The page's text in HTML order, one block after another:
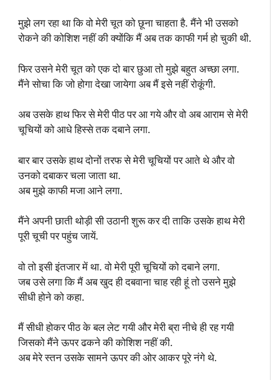
मुझे लग रहा था कि वो मेरी चूत को छूना चाहता है. मैंने भी उसको
रोकने की कोशिश नहीं की क्योंकि मैं अब तक काफी गर्म हो चुकी थी.
फिर उसने मेरी चूत को एक दो बार छुआ तो मुझे बहुत अच्छा लगा.
मैंने सोचा कि जो होगा देखा जायेगा अब मैं इसे नहीं रोकूंगी.
अब उसके हाथ फिर से मेरी पीठ पर आ गये और वो अब आराम से मेरी
चूचियों को आधे हिस्से तक दबाने लगा.
बार बार उसके हाथ दोनों तरफ से मेरी चूचियों पर आते थे और वो
उनको दबाकर चला जाता था.
अब मुझे काफी मजा आने लगा.
मैंने अपनी छाती थोड़ी सी उठानी शुरू कर दी ताकि उसके हाथ मेरी
पूरी चूची पर पहुंच जायें.
वो तो इसी इंतजार में था. वो मेरी पूरी चूचियों को दबाने लगा.
जब उसे लगा कि मैं अब खुद ही दबवाना चाह रही हूं तो उसने मुझे
सीधी होने को कहा.
मैं सीधी होकर पीठ के बल लेट गयी और मेरी ब्रा नीचे ही रह गयी
जिसको मैंने ऊपर ढकने की कोशिश नहीं की.
अब मेरे स्तन उसके सामने ऊपर की ओर आकर पूरे नंगे थे.